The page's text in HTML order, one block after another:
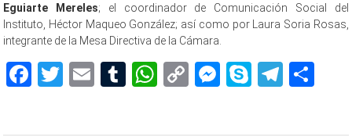
Eguiarte Mereles; el coordinador de Comunicación Social del
Instituto, Héctor Maqueo González; así como por Laura Soria Rosas,
integrante de la Mesa Directiva de la Cámara.
Facebook
Twitter
EmailTumblr
WhatsApp
CopyMessenger
Skype